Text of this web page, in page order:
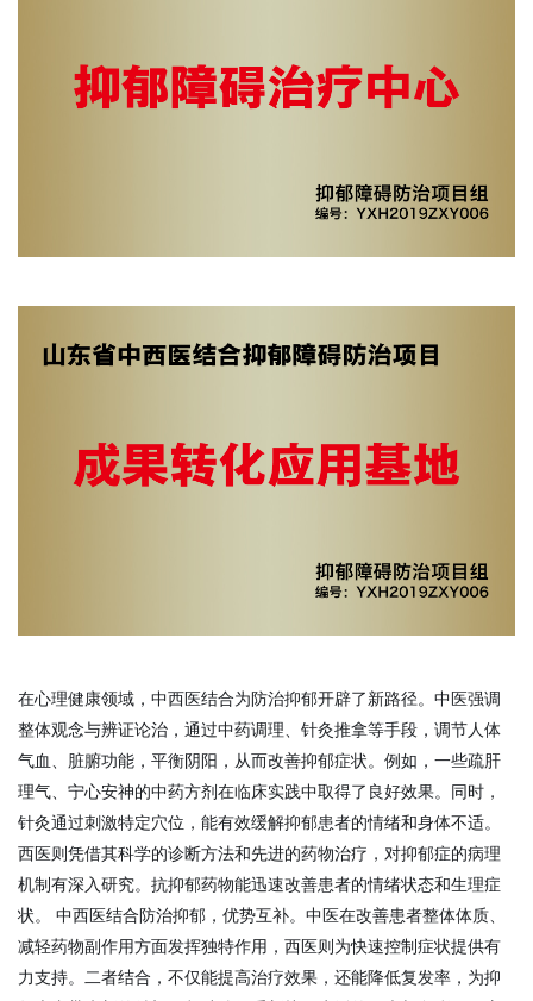
在心理健康领域，中西医结合为防治抑郁开辟了新路径。中医强调
整体观念与辨证论治，通过中药调理、针灸推拿等手段，调节人体
气血、脏腑功能，平衡阴阳，从而改善抑郁症状。例如，一些疏肝
理气、宁心安神的中药方剂在临床实践中取得了良好效果。同时，
针灸通过刺激特定穴位，能有效缓解抑郁患者的情绪和身体不适。
西医则凭借其科学的诊断方法和先进的药物治疗，对抑郁症的病理
机制有深入研究。抗抑郁药物能迅速改善患者的情绪状态和生理症
状。 中西医结合防治抑郁，优势互补。中医在改善患者整体体质、
减轻药物副作用方面发挥独特作用，西医则为快速控制症状提供有
力支持。二者结合，不仅能提高治疗效果，还能降低复发率，为抑